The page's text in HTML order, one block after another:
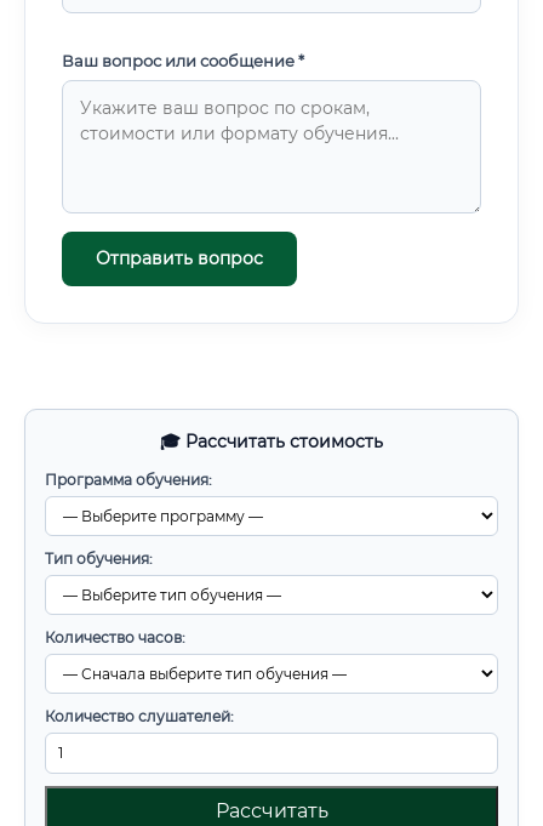
🎓 Рассчитать стоимость
Программа обучения:
Тип обучения:
Количество часов:
Количество слушателей:
Рассчитать
Ваш вопрос или сообщение *
Отправить вопрос